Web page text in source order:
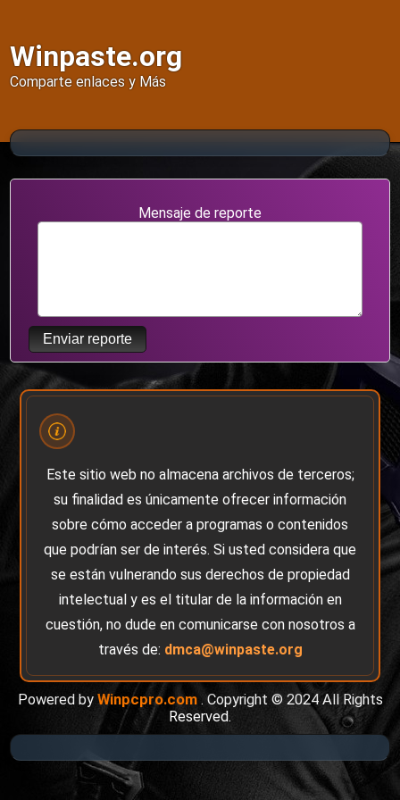
Winpaste.org
Comparte enlaces y Más
Mensaje de reporte
Enviar reporte
Este sitio web no almacena archivos de terceros;
su finalidad es únicamente ofrecer información
sobre cómo acceder a programas o contenidos
que podrían ser de interés. Si usted considera que
se están vulnerando sus derechos de propiedad
intelectual y es el titular de la información en
cuestión, no dude en comunicarse con nosotros a
través de: dmca@winpaste.org
Powered by Winpcpro.com . Copyright © 2024 All Rights
Reserved.